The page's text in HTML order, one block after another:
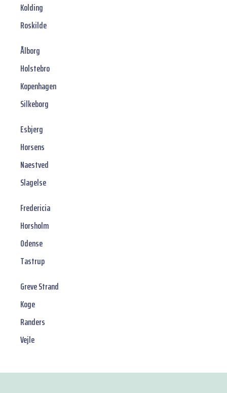
Kolding
Roskilde
Ålborg
Holstebro
Kopenhagen
Silkeborg
Esbjerg
Horsens
Naestved
Slagelse
Fredericia
Horsholm
Odense
Tastrup
Greve Strand
Koge
Randers
Vejle